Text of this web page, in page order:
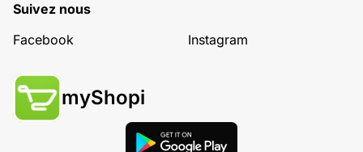
Suivez nous
Facebook
Instagram
myShopi